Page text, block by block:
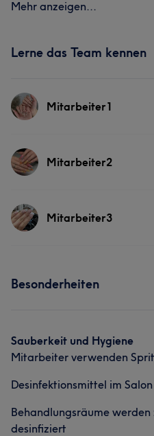
Mehr anzeigen...
Lerne das Team kennen
Mitarbeiter1
Services
Portfolio
Mitarbeiter2
Services
Portfolio
Mitarbeiter3
Portfolio
Besonderheiten
Sauberkeit und Hygiene
Mitarbeiter verwenden
Desinfektionsmittel im
Behandlungsräume
desinfiziert